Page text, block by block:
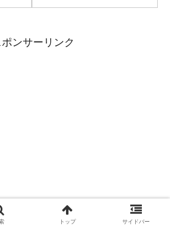
人は絶対手に取るべし。
ポンサーリンク
トップ サイドバー